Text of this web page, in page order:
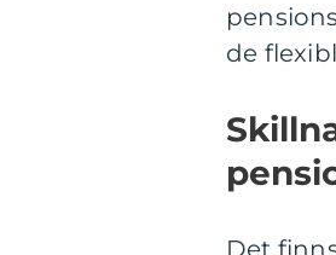
de
Det